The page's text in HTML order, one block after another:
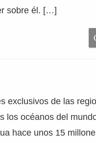
sobre él. […]
exclusivos de las
los océanos del
hace unos 15